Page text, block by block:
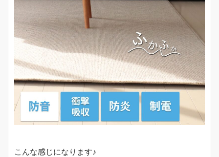
こんな感じになります♪